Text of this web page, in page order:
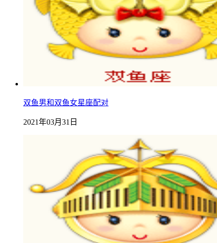
双鱼男和双鱼女星座配对
2021年03月31日